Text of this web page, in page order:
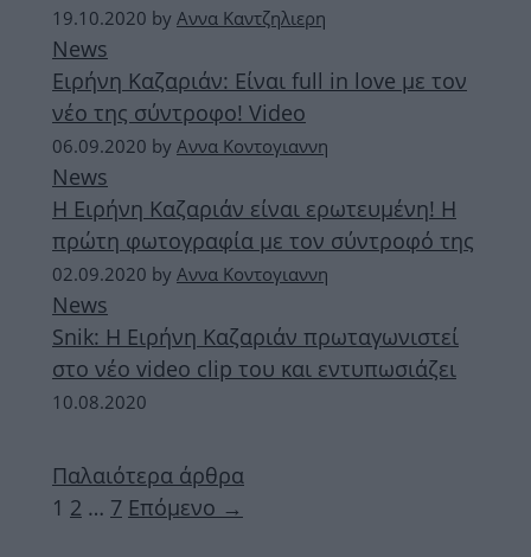
19.10.2020 by Αννα Καντζηλιερη
News
Ειρήνη Καζαριάν: Είναι full in love με τον
νέο της σύντροφο! Video
06.09.2020 by Αννα Κοντογιαννη
News
Η Ειρήνη Καζαριάν είναι ερωτευμένη! Η
πρώτη φωτογραφία με τον σύντροφό της
02.09.2020 by Αννα Κοντογιαννη
News
Snik: Η Ειρήνη Καζαριάν πρωταγωνιστεί
στο νέο video clip του και εντυπωσιάζει
10.08.2020
Παλαιότερα άρθρα
Σελίδα
1 Σελίδα
2 … Σελίδα
7 Επόμενο →